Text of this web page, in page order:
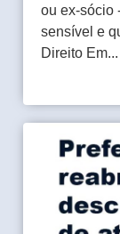
ou ex-sócio
sensível e
Direito Em...